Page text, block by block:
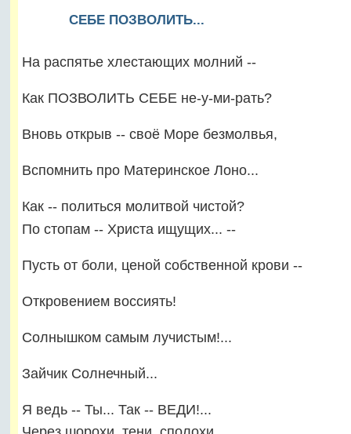
СЕБЕ ПОЗВОЛИТЬ...
На распятье хлестающих молний --
Как ПОЗВОЛИТЬ СЕБЕ не-у-ми-рать?
Вновь открыв -- своё Море безмолвья,
Вспомнить про Материнское Лоно...
Как -- политься молитвой чистой?
По стопам -- Христа ищущих... --
Пусть от боли, ценой собственной крови --
Откровением воссиять!
Солнышком самым лучистым!...
Зайчик Солнечный...
Я ведь -- Ты... Так -- ВЕДИ!...